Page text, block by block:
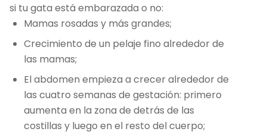
si tu gata está embarazada o no:
Mamas rosadas y más grandes;
Crecimiento de un pelaje fino alrededor de
las mamas;
El abdomen empieza a crecer alrededor de
las cuatro semanas de gestación: primero
aumenta en la zona de detrás de las
costillas y luego en el resto del cuerpo;